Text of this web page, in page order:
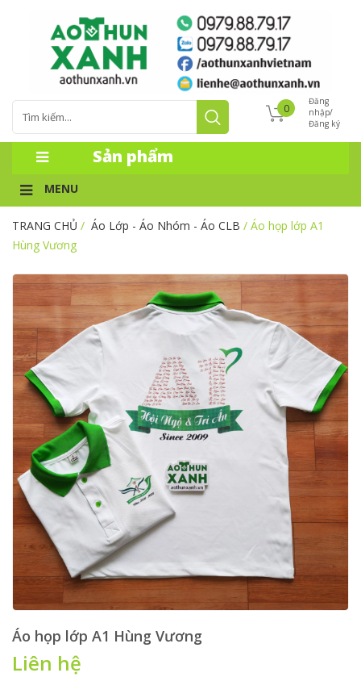
Đăng
nhập/
Đăng ký
0
Sản phẩm
MENU
TRANG CHỦ / Áo Lớp - Áo Nhóm - Áo CLB / Áo họp lớp A1
Hùng Vương
Áo họp lớp A1 Hùng Vương
Liên hệ